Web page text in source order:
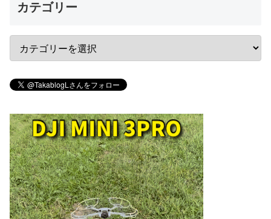
カテゴリー